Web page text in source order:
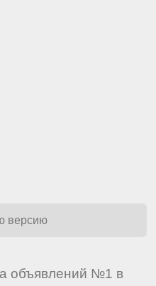
версию
объявлений №1 в